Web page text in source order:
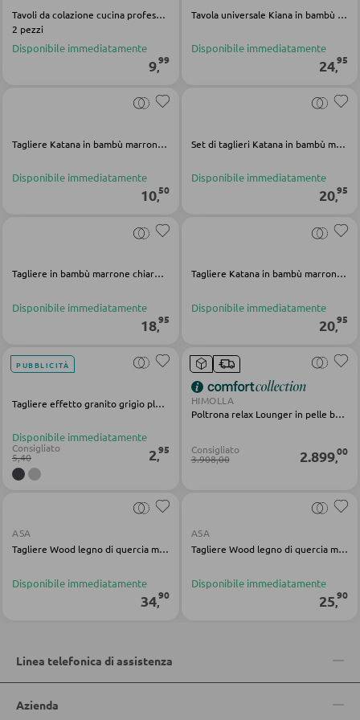
Carrelli da portata
Carrelli da bar
Sgabelli da bar
Tavolini da caffé
Toeletta da trucco
SEDIE
Sedie da pranzo
PANCHE
Panche dritte
Panche angolari
Set con tavolo e panche angolari
Armadietti bagno
Lavabi e rubinetteria
Arredo bagno
Accessori bagno
Tavoli da colazione cucina professionale in legno marrone chiaro
2 pezzi
Disponibile immediatamente
9,99
Tavola universale Kiana in bambù marrone chiaro
Disponibile immediatamente
24,95
Tagliere Katana in bambù marrone chiaro
Disponibile immediatamente
10,50
Set di taglieri Katana in bambù marrone chiaro
Disponibile immediatamente
20,95
Tagliere in bambù marrone chiaro Cosma
Disponibile immediatamente
18,95
Tagliere Katana in bambù marrone chiaro
Disponibile immediatamente
20,95
PUBBLICITÀ
Tagliere effetto granito grigio plastica
Disponibile immediatamente
Consigliato
5,40 2,95
HIMOLLA
Poltrona relax Lounger in pelle beige
Consigliato
3.908,00 2.899,00
ASA
Tagliere Wood legno di quercia marrone
Disponibile immediatamente
34,90
ASA
Tagliere Wood legno di quercia marrone
Disponibile immediatamente
25 ,90
Linea telefonica di assistenza
Azienda